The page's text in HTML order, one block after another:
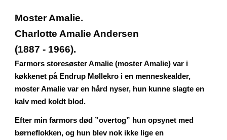
Moster Amalie.
Charlotte Amalie Andersen
(1887 - 1966).
Farmors storesøster Amalie (moster Amalie) var i
køkkenet på Endrup Møllekro i en menneskealder,
moster Amalie var en hård nyser, hun kunne slagte en
kalv med koldt blod.
Efter min farmors død ”overtog” hun opsynet med
børneflokken, og hun blev nok ikke lige en